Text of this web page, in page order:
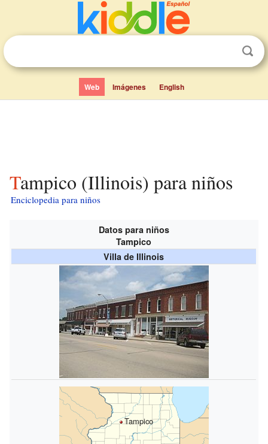
Web Imágenes English
Tampico (Illinois) para niños
Enciclopedia para niños
Datos para niños
Tampico
Villa de Illinois
Tampico